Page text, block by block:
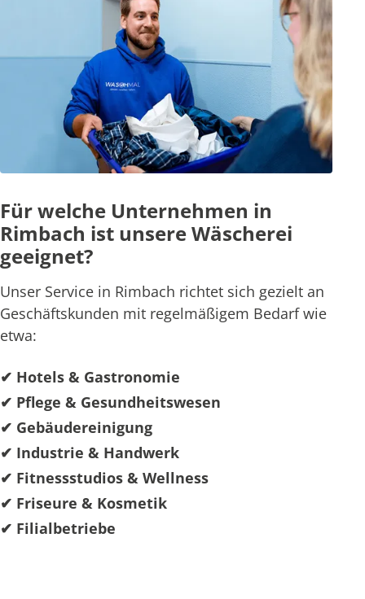
Für welche Unternehmen in
Rimbach ist unsere Wäscherei
geeignet?
Unser Service in Rimbach richtet sich gezielt an
Geschäftskunden mit regelmäßigem Bedarf wie
etwa:
✔ Hotels & Gastronomie
✔ Pflege & Gesundheitswesen
✔ Gebäudereinigung
✔ Industrie & Handwerk
✔ Fitnessstudios & Wellness
✔ Friseure & Kosmetik
✔ Filialbetriebe